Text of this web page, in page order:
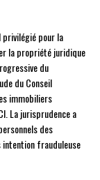
privilégié pour la
la propriété juridique
du
du Conseil
immobiliers
La jurisprudence a
des
intention frauduleuse